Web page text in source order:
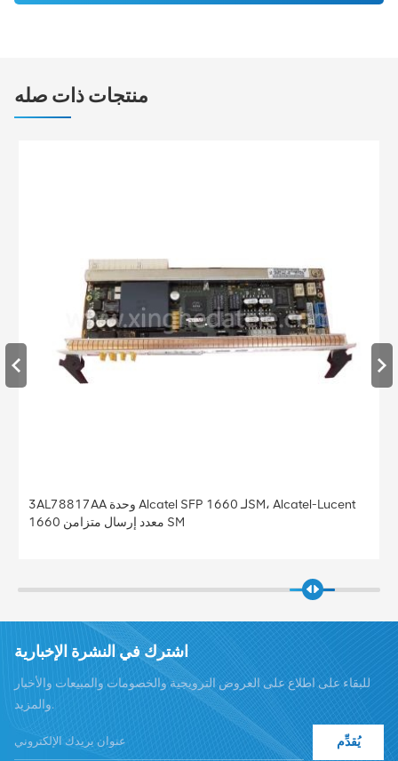
منتجات ذات صله
الكاتيل لوسنت RRH2x40-09 RMXA09 3BK28706CB
اشترك في النشرة الإخبارية
للبقاء على اطلاع على العروض الترويجية والخصومات والمبيعات والأخبار
والمزيد.
يُقدِّم
+8619376997331